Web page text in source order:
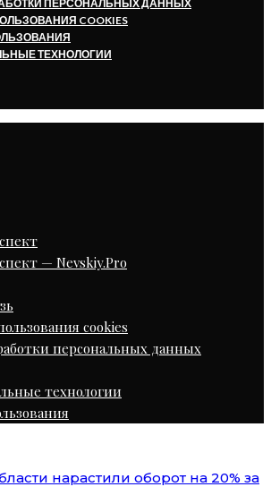
ПЕРСОНАЛЬНЫХ ДАННЫХ
COOKIES
ТЕХНОЛОГИИ
— Nevskiy.Pro
cookies
персональных данных
технологии
нарастили оборот на 20% за